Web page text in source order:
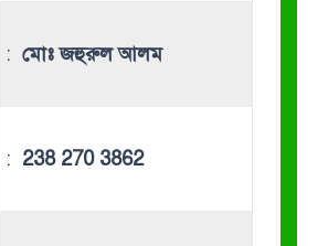
: মোঃ জহুরুল আলম
: 238 270 3862